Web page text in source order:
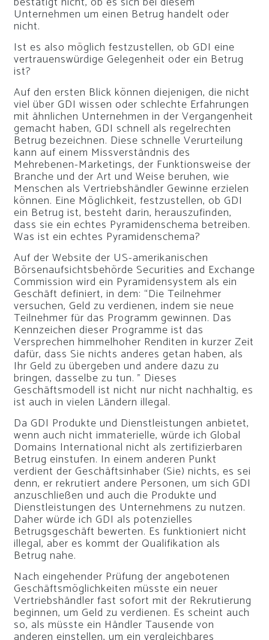
Unternehmen um einen Betrug handelt oder
nicht.
Ist es also möglich festzustellen, ob GDI eine
vertrauenswürdige Gelegenheit oder ein Betrug
ist?
Auf den ersten Blick können diejenigen, die nicht
viel über GDI wissen oder schlechte Erfahrungen
mit ähnlichen Unternehmen in der Vergangenheit
gemacht haben, GDI schnell als regelrechten
Betrug bezeichnen. Diese schnelle Verurteilung
kann auf einem Missverständnis des
Mehrebenen-Marketings, der Funktionsweise der
Branche und der Art und Weise beruhen, wie
Menschen als Vertriebshändler Gewinne erzielen
können. Eine Möglichkeit, festzustellen, ob GDI
ein Betrug ist, besteht darin, herauszufinden,
dass sie ein echtes Pyramidenschema betreiben.
Was ist ein echtes Pyramidenschema?
Auf der Website der US-amerikanischen
Börsenaufsichtsbehörde Securities and Exchange
Commission wird ein Pyramidensystem als ein
Geschäft definiert, in dem: “Die Teilnehmer
versuchen, Geld zu verdienen, indem sie neue
Teilnehmer für das Programm gewinnen. Das
Kennzeichen dieser Programme ist das
Versprechen himmelhoher Renditen in kurzer Zeit
dafür, dass Sie nichts anderes getan haben, als
Ihr Geld zu übergeben und andere dazu zu
bringen, dasselbe zu tun. ” Dieses
Geschäftsmodell ist nicht nur nicht nachhaltig, es
ist auch in vielen Ländern illegal.
Da GDI Produkte und Dienstleistungen anbietet,
wenn auch nicht immaterielle, würde ich Global
Domains International nicht als zertifizierbaren
Betrug einstufen. In einem anderen Punkt
verdient der Geschäftsinhaber (Sie) nichts, es sei
denn, er rekrutiert andere Personen, um sich GDI
anzuschließen und auch die Produkte und
Dienstleistungen des Unternehmens zu nutzen.
Daher würde ich GDI als potenzielles
Betrugsgeschäft bewerten. Es funktioniert nicht
illegal, aber es kommt der Qualifikation als
Betrug nahe.
Nach eingehender Prüfung der angebotenen
Geschäftsmöglichkeiten müsste ein neuer
Vertriebshändler fast sofort mit der Rekrutierung
beginnen, um Geld zu verdienen. Es scheint auch
so, als müsste ein Händler Tausende von